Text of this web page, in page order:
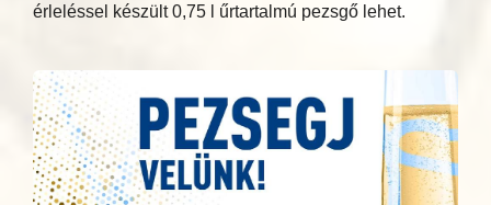
érleléssel készült 0,75 l űrtartalmú pezsgő lehet.